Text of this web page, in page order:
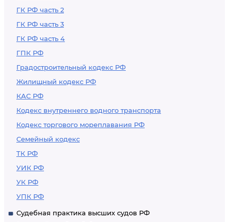
ГК РФ часть 2
ГК РФ часть 3
ГК РФ часть 4
ГПК РФ
Градостроительный кодекс РФ
Жилищный кодекс РФ
КАС РФ
Кодекс внутреннего водного транспорта
Кодекс торгового мореплавания РФ
Семейный кодекс
ТК РФ
УИК РФ
УК РФ
УПК РФ
Судебная практика высших судов РФ